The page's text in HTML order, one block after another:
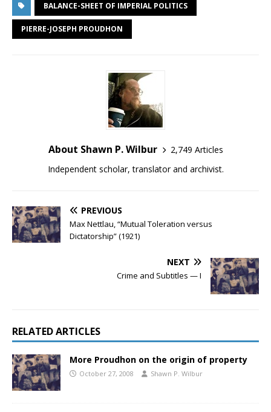
BALANCE-SHEET OF IMPERIAL POLITICS
PIERRE-JOSEPH PROUDHON
About Shawn P. Wilbur
2,749 Articles
Independent scholar, translator and archivist.
PREVIOUS
Max Nettlau, “Mutual Toleration versus
Dictatorship” (1921)
NEXT
Crime and Subtitles — I
RELATED ARTICLES
More Proudhon on the origin of property
October 27, 2008 Shawn P. Wilbur